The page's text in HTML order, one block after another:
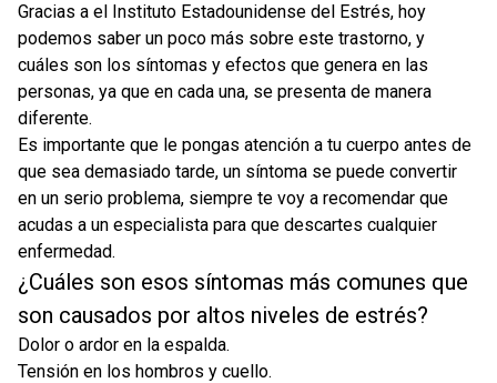
Gracias a el Instituto Estadounidense del Estrés, hoy
podemos saber un poco más sobre este trastorno, y
cuáles son los síntomas y efectos que genera en las
personas, ya que en cada una, se presenta de manera
diferente.
Es importante que le pongas atención a tu cuerpo antes de
que sea demasiado tarde, un síntoma se puede convertir
en un serio problema, siempre te voy a recomendar que
acudas a un especialista para que descartes cualquier
enfermedad.
¿Cuáles son esos síntomas más comunes que
son causados por altos niveles de estrés?
Dolor o ardor en la espalda.
Tensión en los hombros y cuello.